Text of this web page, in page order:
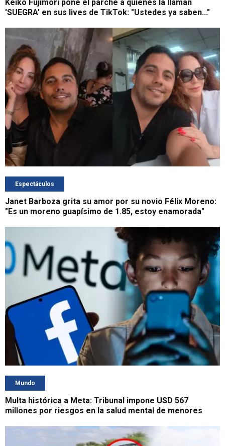
Keiko Fujimori pone el parche a quienes la llaman
'SUEGRA' en sus lives de TikTok: "Ustedes ya saben..."
Espectáculos
Janet Barboza grita su amor por su novio Félix Moreno:
"Es un moreno guapísimo de 1.85, estoy enamorada"
Mundo
Multa histórica a Meta: Tribunal impone USD 567
millones por riesgos en la salud mental de menores